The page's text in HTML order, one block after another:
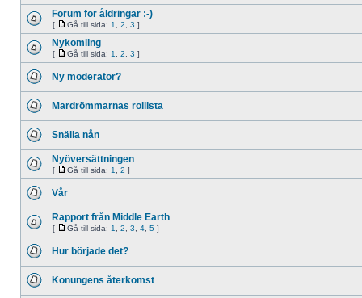
Forum för åldringar :-)
[ Gå till sida: 1 2 3 ]
Nykomling
[ Gå till sida: 1 2 3 ]
Ny moderator?
Mardrömmarnas rollista
Snälla nån
Nyöversättningen
[ Gå till sida: 1 2 ]
Vår
Rapport från Middle Earth
[ Gå till sida: 1 2 3 4 5 ]
Hur började det?
Konungens återkomst